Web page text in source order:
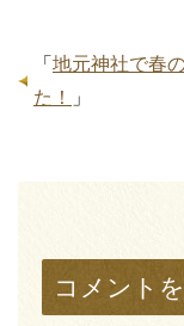
「 地元神社で春
た！
」
コメント